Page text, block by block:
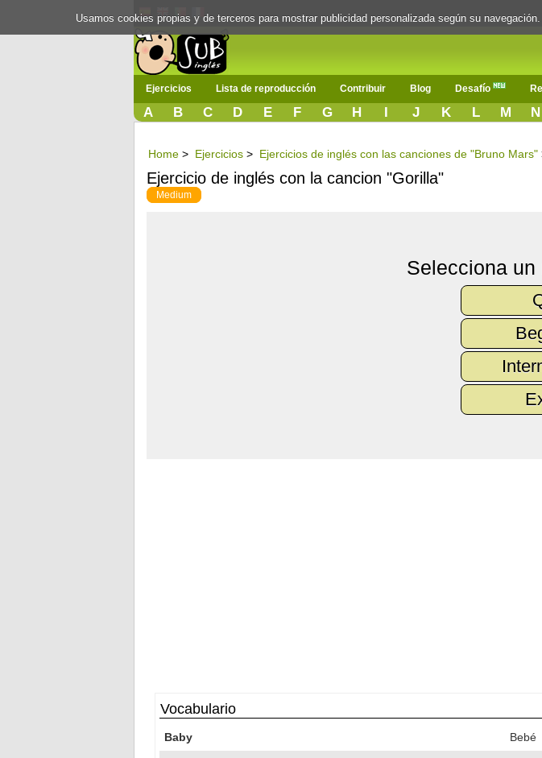
Ejercicios Lista de reproducción Contribuir Blog Desafío
A B C D E F G H I J K L M N
Home > Ejercicios > Ejercicios de inglés con las canciones de "Bruno Mars"
Ejercicio de inglés con la cancion "Gorilla"
Medium
Selecciona un
Vocabulario
Baby Bebé
Usamos cookies propias y de terceros para mostrar publicidad personalizada según su